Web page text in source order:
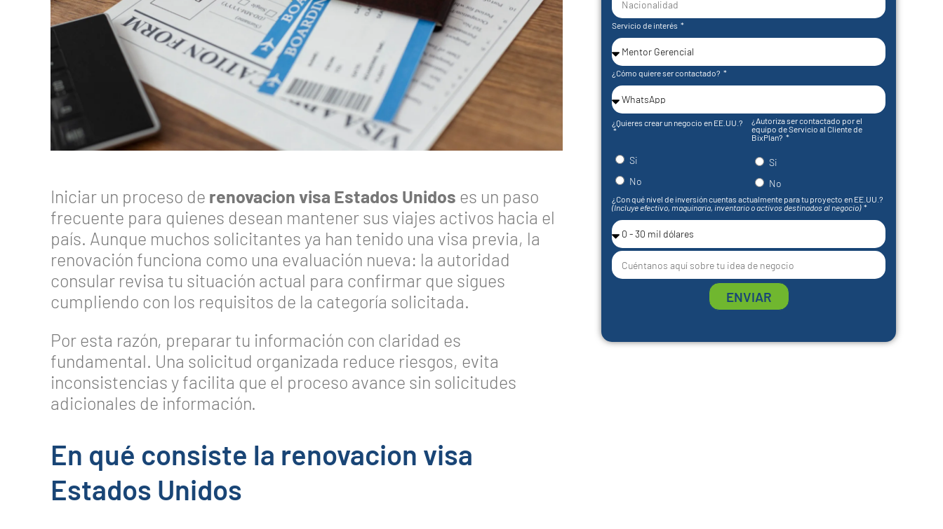
Iniciar un proceso de renovacion visa Estados Unidos es un paso
frecuente para quienes desean mantener sus viajes activos hacia el
país. Aunque muchos solicitantes ya han tenido una visa previa, la
renovación funciona como una evaluación nueva: la autoridad
consular revisa tu situación actual para confirmar que sigues
cumpliendo con los requisitos de la categoría solicitada.
Por esta razón, preparar tu información con claridad es
fundamental. Una solicitud organizada reduce riesgos, evita
inconsistencias y facilita que el proceso avance sin solicitudes
adicionales de información.
En qué consiste la renovacion visa
Estados Unidos
Servicio de interés
¿Cómo quiere ser contactado?
¿Quieres crear un negocio en EE.UU.?
Si
No
¿Autoriza ser contactado por el
equipo de Servicio al Cliente de
BixPlan?
Si
No
¿Con qué nivel de inversión cuentas actualmente para tu proyecto en EE.UU.?
(Incluye efectivo, maquinaria, inventario o activos destinados al negocio)
ENVIAR